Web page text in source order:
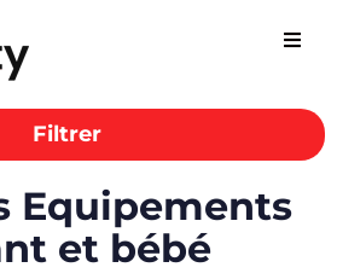
Filtrer
Equipements
et bébé